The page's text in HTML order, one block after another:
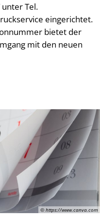
Tel.
eingerichtet.
bietet der
mit den neuen
© https://www.canva.com